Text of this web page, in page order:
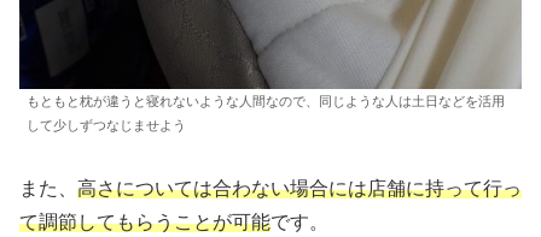
もともと枕が違うと寝れないような人間なので、同じような人は土日などを活用
して少しずつなじませよう
また、 高さについては合わない場合には店舗に持って行っ
て調節してもらうことが可能です。